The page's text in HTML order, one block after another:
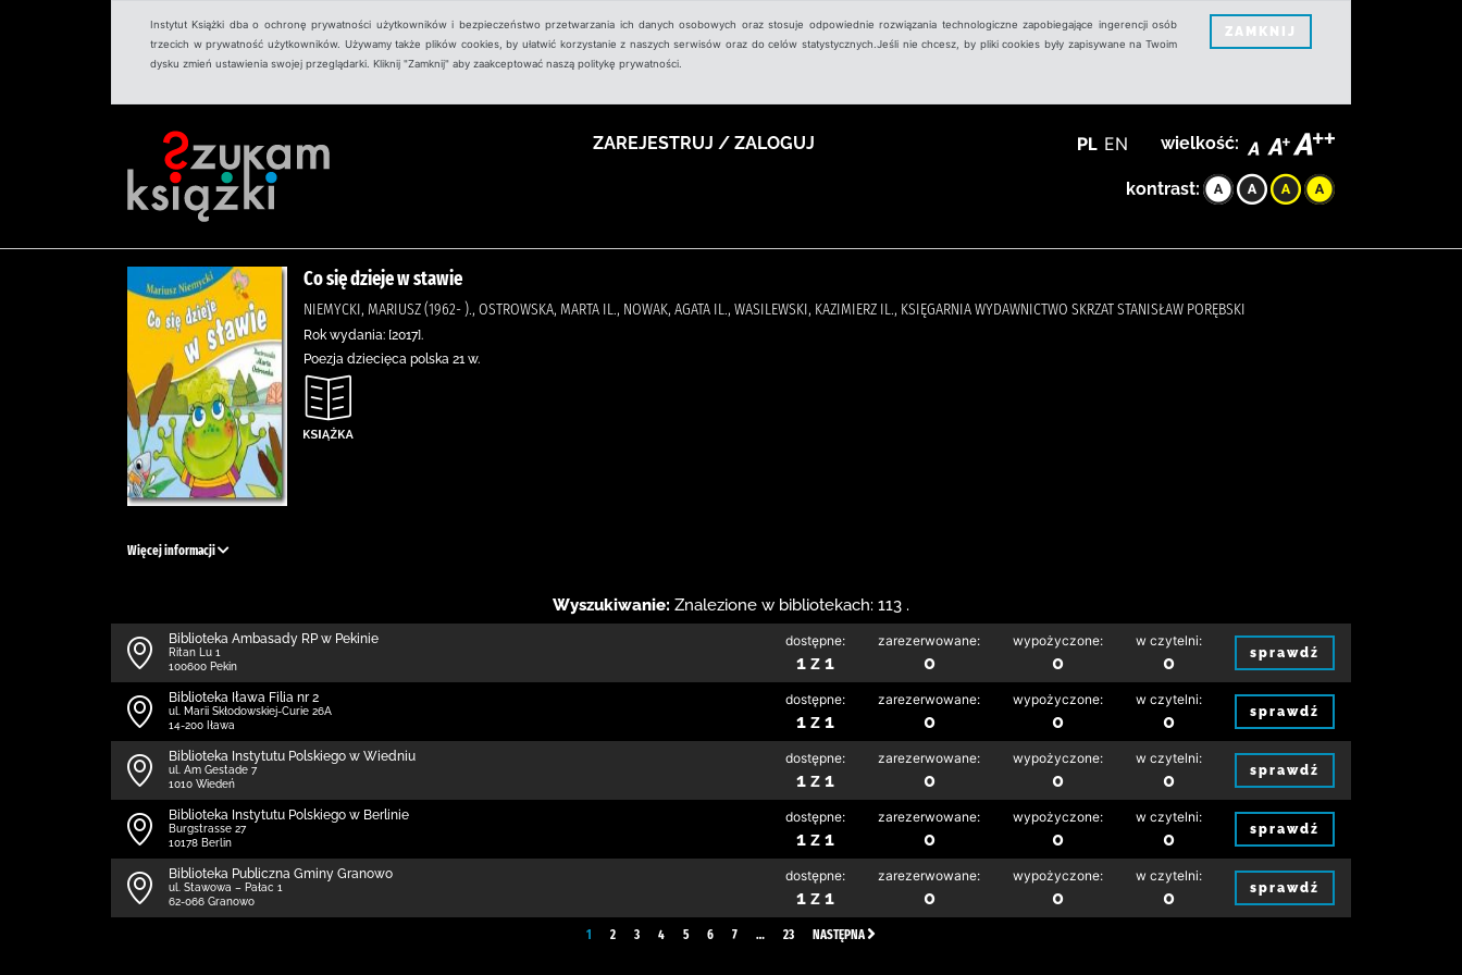
Instytut Książki dba o ochronę prywatności użytkowników i bezpieczeństwo przetwarzania ich danych osobowych oraz stosuje odpowiednie rozwiązania technologiczne zapobiegające ingerencji osób
trzecich w prywatność użytkowników. Używamy także plików cookies, by ułatwić korzystanie z naszych serwisów oraz do celów statystycznych.Jeśli nie chcesz, by pliki cookies były zapisywane na Twoim
dysku zmień ustawienia swojej przeglądarki. Kliknij "Zamknij" aby zaakceptować naszą politykę prywatności.
ZAMKNIJ
ZAREJESTRUJ / ZALOGUJ PL EN wielkość:
kontrast:
Co się dzieje w stawie
NIEMYCKI, MARIUSZ (1962- )., OSTROWSKA, MARTA IL., NOWAK, AGATA IL., WASILEWSKI, KAZIMIERZ IL., KSIĘGARNIA WYDAWNICTWO SKRZAT STANISŁAW PORĘBSKI
Rok wydania: [2017].
Poezja dziecięca polska 21 w.
Więcej informacji
Wyszukiwanie: Znalezione w bibliotekach: 113 .
Biblioteka Ambasady RP w Pekinie
Ritan Lu 1
100600 Pekin
dostępne:
1 z 1
zarezerwowane:
0
wypożyczone:
0
w czytelni:
0 sprawdź
Biblioteka Iława Filia nr 2
ul. Marii Skłodowskiej-Curie 26A
14-200 Iława
dostępne:
1 z 1
zarezerwowane:
0
wypożyczone:
0
w czytelni:
0 sprawdź
Biblioteka Instytutu Polskiego w Wiedniu
ul. Am Gestade 7
1010 Wiedeń
dostępne:
1 z 1
zarezerwowane:
0
wypożyczone:
0
w czytelni:
0 sprawdź
Biblioteka Instytutu Polskiego w Berlinie
Burgstrasse 27
10178 Berlin
dostępne:
1 z 1
zarezerwowane:
0
wypożyczone:
0
w czytelni:
0 sprawdź
Biblioteka Publiczna Gminy Granowo
ul. Stawowa – Pałac 1
62-066 Granowo
dostępne:
1 z 1
zarezerwowane:
0
wypożyczone:
0
w czytelni:
0 sprawdź
1 2 3 4 5 6 7 … 23 NASTĘPNA